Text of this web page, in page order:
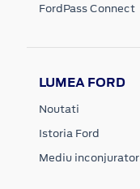
FordPass Connect
LUMEA FORD
Noutati
Istoria Ford
Mediu inconjurator